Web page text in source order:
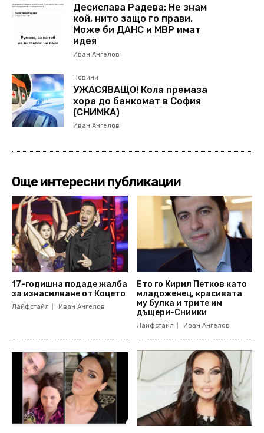
Десислава Радева: Не знам
кой, нито защо го прави.
Може би ДАНС и МВР имат
идея
Иван Ангелов
Новини
УЖАСЯВАЩО! Кола премаза
хора до банкомат в София
(СНИМКА)
Иван Ангелов
Още интересни публикации
17-годишна подаде жалба
за изнасилване от Коцето
Лайфстайл Иван Ангелов
Ето го Кирил Петков като
младоженец, красивата
му булка и трите им
дъщери-Снимки
Лайфстайл Иван Ангелов